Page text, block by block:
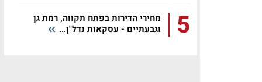
5
מחירי הדירות בפתח תקווה, רמת גן
וגבעתיים - עסקאות נדל"ן...